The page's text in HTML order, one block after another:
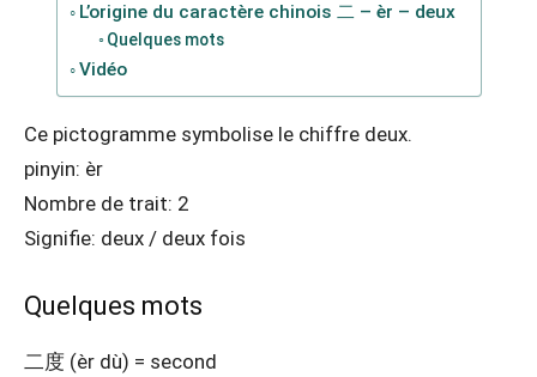
L’origine du caractère chinois 二 – èr – deux
Quelques mots
Vidéo
Ce pictogramme symbolise le chiffre deux.
pinyin: èr
Nombre de trait: 2
Signifie: deux / deux fois
Quelques mots
二度 (èr dù) = second